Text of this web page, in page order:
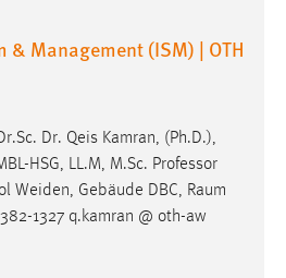
Management (ISM) | OTH
Dr. Qeis Kamran, (Ph.D.),
HSG, LL.M, M.Sc. Professor
Weiden, Gebäude DBC, Raum
1327 q.kamran @ oth-aw